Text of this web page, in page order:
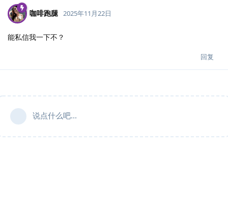
咖啡跑腿 2025年11月22日
能私信我一下不？
回复
说点什么吧...